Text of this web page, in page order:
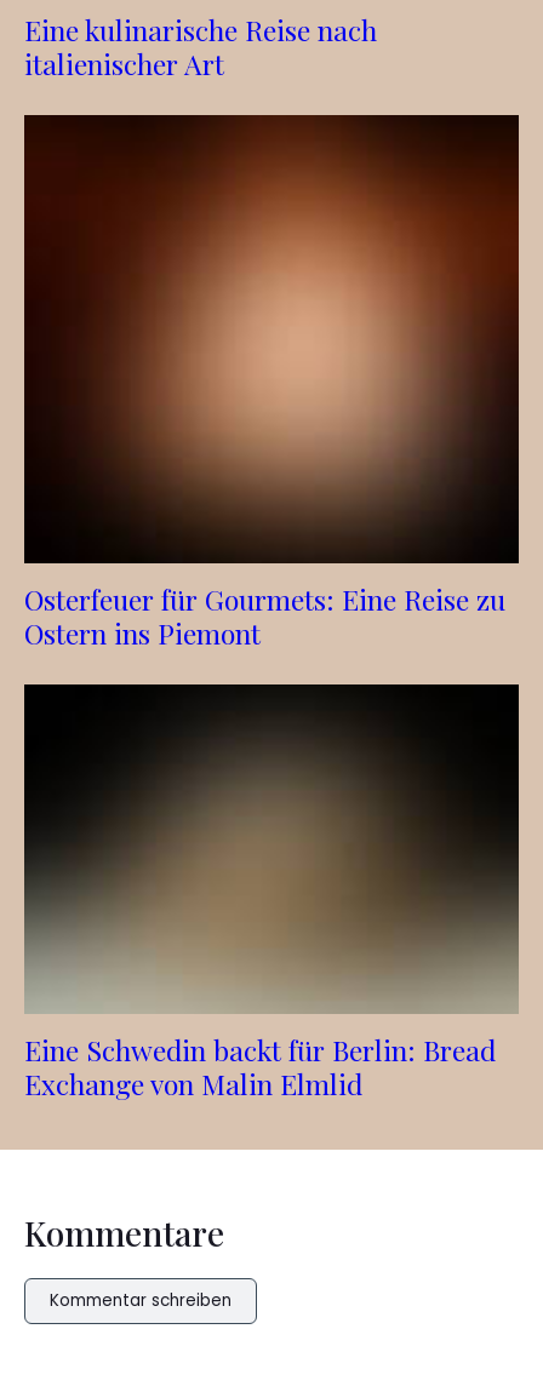
Eine kulinarische Reise nach
italienischer Art
Osterfeuer für Gourmets: Eine Reise zu
Ostern ins Piemont
Eine Schwedin backt für Berlin: Bread
Exchange von Malin Elmlid
Kommentare
Kommentar schreiben